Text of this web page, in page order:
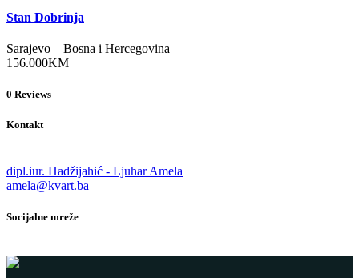
Stan Dobrinja
Sarajevo – Bosna i Hercegovina
156.000KM
0 Reviews
Kontakt
dipl.iur. Hadžijahić - Ljuhar Amela
amela@kvart.ba
Socijalne mreže